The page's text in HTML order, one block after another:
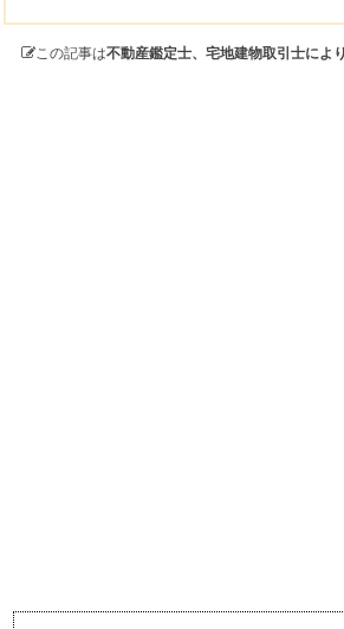
この記事は不動産鑑定士、宅地建物取引士によ